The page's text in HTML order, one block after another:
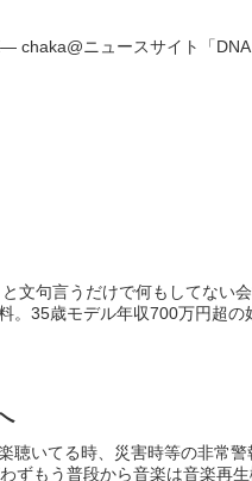
chaka@ニュースサイト「
文句言うだけで何もしてな
35歳モデル年収700万円超の
いてる時、災害時等の非常
もう普段から音楽は音楽再